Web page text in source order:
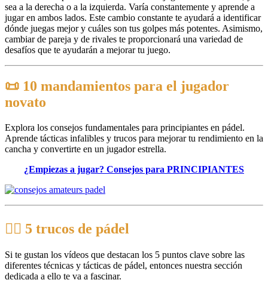
sea a la derecha o a la izquierda. Varía constantemente y aprende a
jugar en ambos lados. Este cambio constante te ayudará a identificar
dónde juegas mejor y cuáles son tus golpes más potentes. Asimismo,
cambiar de pareja y de rivales te proporcionará una variedad de
desafíos que te ayudarán a mejorar tu juego.
📜 10 mandamientos para el jugador
novato
Explora los consejos fundamentales para principiantes en pádel.
Aprende tácticas infalibles y trucos para mejorar tu rendimiento en la
cancha y convertirte en un jugador estrella.
¿Empiezas a jugar? Consejos para PRINCIPIANTES
🧙‍♂️ 5 trucos de pádel
Si te gustan los vídeos que destacan los 5 puntos clave sobre las
diferentes técnicas y tácticas de pádel, entonces nuestra sección
dedicada a ello te va a fascinar.